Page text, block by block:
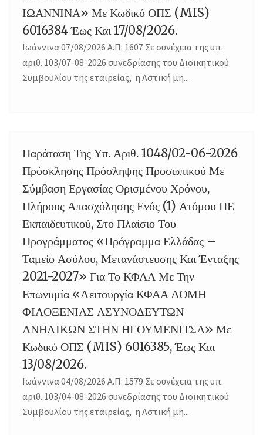
ΙΩΑΝΝΙΝΑ» Με Κωδικό ΟΠΣ (MIS)
6016384 Έως Και 17/08/2026.
Ιωάννινα 07/08/2026 Α.Π: 1607 Σε συνέχεια της υπ.
αριθ. 103/07-08-2026 συνεδρίασης του Διοικητικού
Συμβουλίου της εταιρείας, η Αστική μη...
04
Παράταση Της Υπ. Αριθ. 1048/02-06-2026
Πρόσκλησης Πρόσληψης Προσωπικού Με
Σύμβαση Εργασίας Ορισμένου Χρόνου,
Πλήρους Απασχόλησης Ενός (1) Ατόμου ΠΕ
Εκπαιδευτικού, Στο Πλαίσιο Του
Προγράμματος «Πρόγραμμα Ελλάδας –
Ταμείο Ασύλου, Μετανάστευσης Και Ένταξης
2021-2027» Για Το ΚΦΑΑ Με Την
Επωνυμία «Λειτουργία ΚΦΑΑ ΔΟΜΗ
ΦΙΛΟΞΕΝΙΑΣ ΑΣΥΝΟΔΕΥΤΩΝ
ΑΝΗΛΙΚΩΝ ΣΤΗΝ ΗΓΟΥΜΕΝΙΤΣΑ» Με
Κωδικό ΟΠΣ (MIS) 6016385, Έως Και
13/08/2026.
Ιωάννινα 04/08/2026 Α.Π: 1579 Σε συνέχεια της υπ.
αριθ. 103/04-08-2026 συνεδρίασης του Διοικητικού
Συμβουλίου της εταιρείας, η Αστική μη...